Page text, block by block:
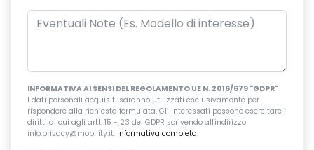
INFORMATIVA AI SENSI DEL REGOLAMENTO UE N. 2016/679 "GDPR"
I dati personali acquisiti saranno utilizzati esclusivamente per
rispondere alla richiesta formulata. Gli Interessati possono esercitare i
diritti di cui agli artt. 15 - 23 del GDPR scrivendo all'indirizzo
info.privacy@mobility.it. Informativa completa.